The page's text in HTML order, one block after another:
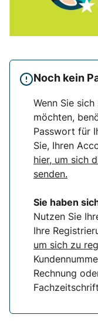
Noch kein
Wenn Sie
möchten,
Passwort für
Sie, Ihren
hier, um sich
senden.
Sie haben
Nutzen Sie
Ihre
um sich zu
Rechnung